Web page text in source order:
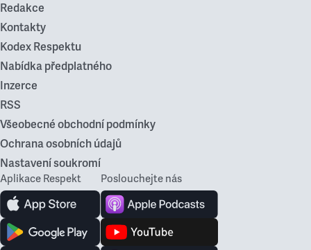
Redakce
Kontakty
Kodex Respektu
Nabídka předplatného
Inzerce
RSS
Všeobecné obchodní podmínky
Ochrana osobních údajů
Nastavení soukromí
Aplikace Respekt Poslouchejte nás